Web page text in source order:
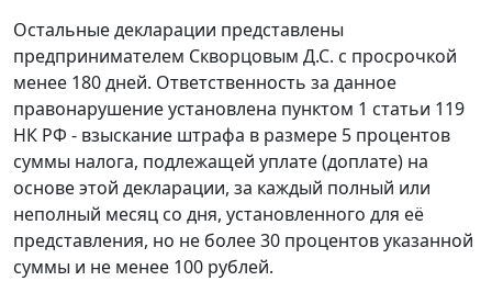
Остальные декларации представлены
предпринимателем Скворцовым Д.С. с просрочкой
менее 180 дней. Ответственность за данное
правонарушение установлена пунктом 1 статьи 119
НК РФ - взыскание штрафа в размере 5 процентов
суммы налога, подлежащей уплате (доплате) на
основе этой декларации, за каждый полный или
неполный месяц со дня, установленного для её
представления, но не более 30 процентов указанной
суммы и не менее 100 рублей.